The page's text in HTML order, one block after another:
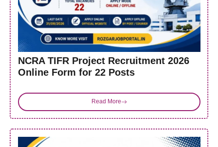
NCRA TIFR Project Recruitment 2026
Online Form for 22 Posts
Read More